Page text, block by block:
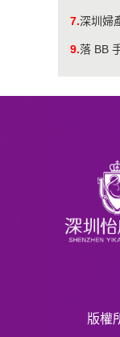
7.深圳婦
9.落 BB
版權